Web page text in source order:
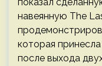
навеянную The
которая
после выхода